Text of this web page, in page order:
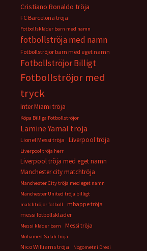
Cristiano Ronaldo tröja
FC Barcelona tröja
Fotbollskläder barn med namn
fotbollströja med namn
Fotbollströjor barn med eget namn
Fotbollströjor Billigt
Fotbollströjor med
tryck
Inter Miami tröja
Köpa Billiga Fotbollströjor
Lamine Yamal tröja
Lionel Messi tröja Liverpool tröja
Liverpool tröja herr
Liverpool tröja med eget namn
Manchester city matchtröja
Manchester City tröja med eget namn
Manchester United tröja billigt
matchtröjor fotboll
mbappe tröja
messi fotbollskläder
Messi kläder barn Messi tröja
Mohamed Salah tröja
Nico Williams tröja
Nogometni Dresi